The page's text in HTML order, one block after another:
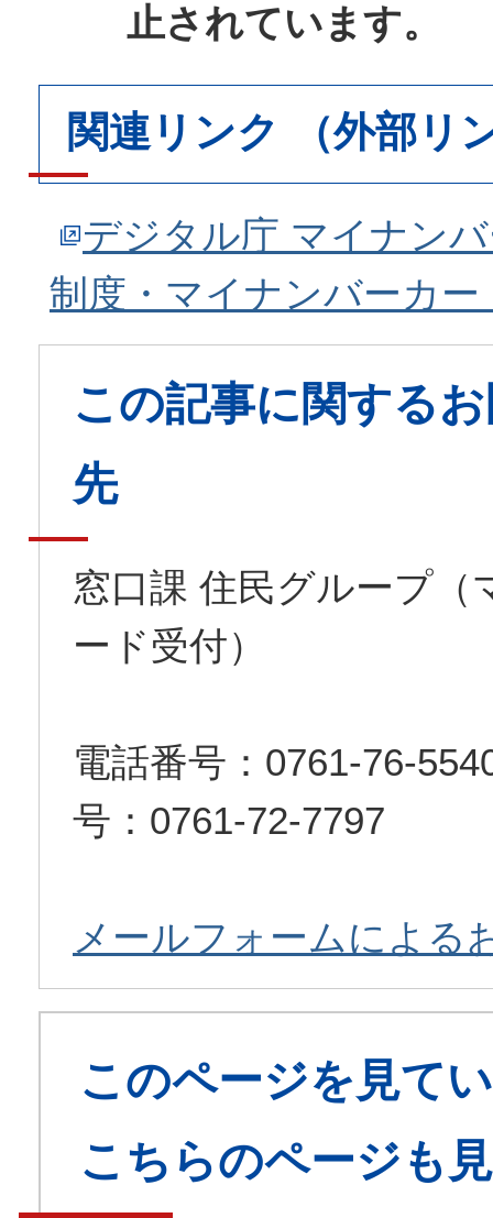
止されています。
関連リンク （外部リ
デジタル庁 マイナン
制度・マイナンバーカー
この記事に関する
先
窓口課 住民グループ（
ード受付）
電話番号：0761-76-
号：0761-72-7797
メールフォームによる
このページを見て
こちらのページも